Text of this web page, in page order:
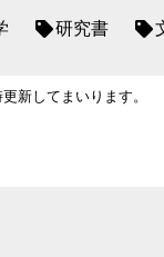
研究書
新してまいります。